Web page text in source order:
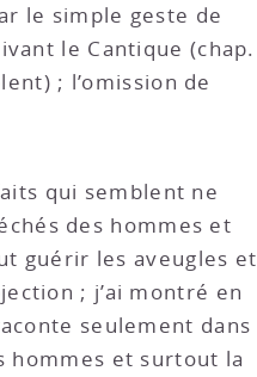
le simple geste de
le Cantique (chap.
; l’omission de
qui semblent ne
des hommes et
guérir les aveugles et
; j’ai montré en
seulement dans
hommes et surtout la